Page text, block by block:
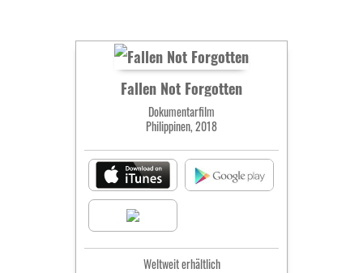
Fallen Not Forgotten
Dokumentarfilm
Philippinen, 2018
Weltweit erhältlich